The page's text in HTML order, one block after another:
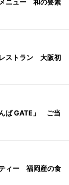
ニュー 和の要素
ストラン 大阪初
ば GATE」 ご当
ィー 福岡産の食